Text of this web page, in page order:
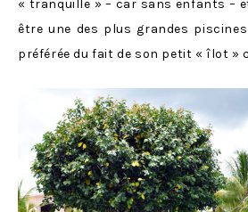
« tranquille » – car sans enfants –
être une des plus grandes
préférée du fait de son petit « îlot »